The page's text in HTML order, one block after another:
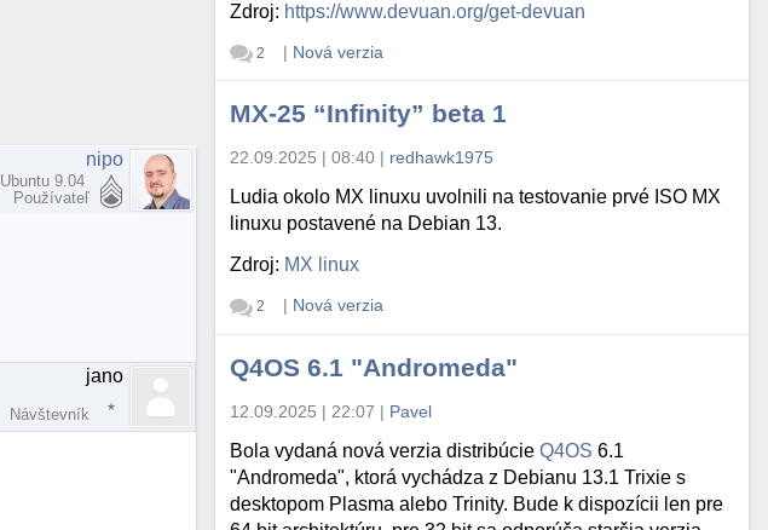
nipo
Ubuntu 9.04
Používateľ
jano
Návštevník
Zdroj: https://www.devuan.org/get-devuan
2 | Nová verzia
MX-25 “Infinity” beta 1
22.09.2025 | 08:40 | redhawk1975
Ludia okolo MX linuxu uvolnili na testovanie prvé ISO MX
linuxu postavené na Debian 13.
Zdroj: MX linux
2 | Nová verzia
Q4OS 6.1 "Andromeda"
12.09.2025 | 22:07 | Pavel
Bola vydaná nová verzia distribúcieQ4OS 6.1
"Andromeda", ktorá vychádza z Debianu 13.1 Trixie s
desktopom Plasma alebo Trinity. Bude k dispozícii len pre